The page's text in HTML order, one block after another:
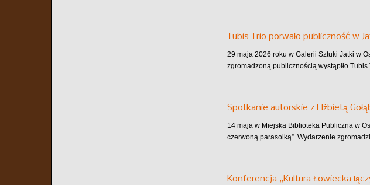
Tubis Trio porwało publiczność w
29 maja 2026 roku w Galerii Sztuki Jatki w
zgromadzoną publicznością wystąpiło
Spotkanie autorskie z Elżbietą
14 maja w Miejska Biblioteka Publiczna w
czerwoną parasolką”. Wydarzenie
Konferencja „Kultura Łowiecka